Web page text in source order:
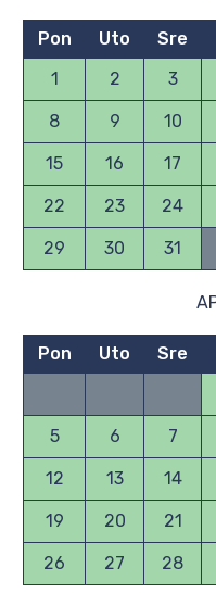
Pon Uto Sre
1
2 3
8 9 10
15 16 17
22 23 24
29 30 31
Pon Uto Sre
5 6 7
12 13 14
19 20 21
26 27 28